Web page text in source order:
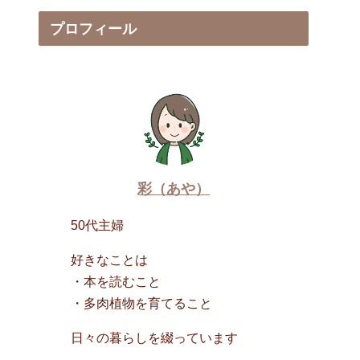
プロフィール
彩（あや）
50代主婦
好きなことは
・本を読むこと
・多肉植物を育てること
日々の暮らしを綴っています